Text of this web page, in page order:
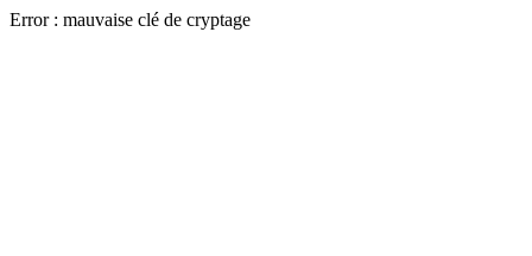
Error : mauvaise clé de cryptage